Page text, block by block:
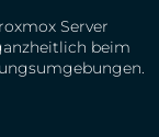
Server
beim